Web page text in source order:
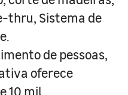
thru, Sistema de
de pessoas,
oferece
10 mil